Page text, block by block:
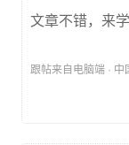
文章不错，来
跟帖来自电脑端 · 中